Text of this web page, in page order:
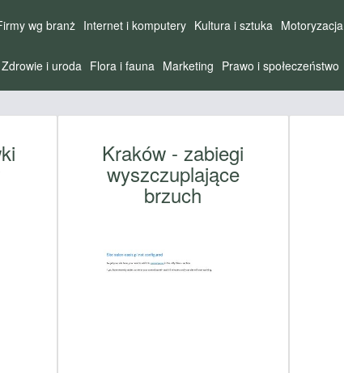
wg branż Internet i komputery Kultura i sztuka Motoryzacja
Zdrowie i uroda Flora i fauna Marketing Prawo i społeczeństwo
Kraków - zabiegi
wyszczuplające
brzuch